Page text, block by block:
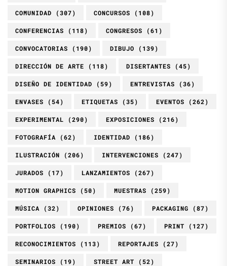
COMUNIDAD (307) CONCURSOS (108)
CONFERENCIAS (118) CONGRESOS (61)
CONVOCATORIAS (190) DIBUJO (139)
DIRECCIÓN DE ARTE (118) DISERTANTES (45)
DISEÑO DE IDENTIDAD (59) ENTREVISTAS (36)
ENVASES (54) ETIQUETAS (35) EVENTOS (262)
EXPERIMENTAL (290) EXPOSICIONES (216)
FOTOGRAFÍA (62) IDENTIDAD (186)
ILUSTRACIÓN (206) INTERVENCIONES (247)
JURADOS (17) LANZAMIENTOS (267)
MOTION GRAPHICS (50) MUESTRAS (259)
MÚSICA (32) OPINIONES (76) PACKAGING (87)
PORTFOLIOS (190) PREMIOS (67) PRINT (127)
RECONOCIMIENTOS (113) REPORTAJES (27)
SEMINARIOS (19) STREET ART (52)